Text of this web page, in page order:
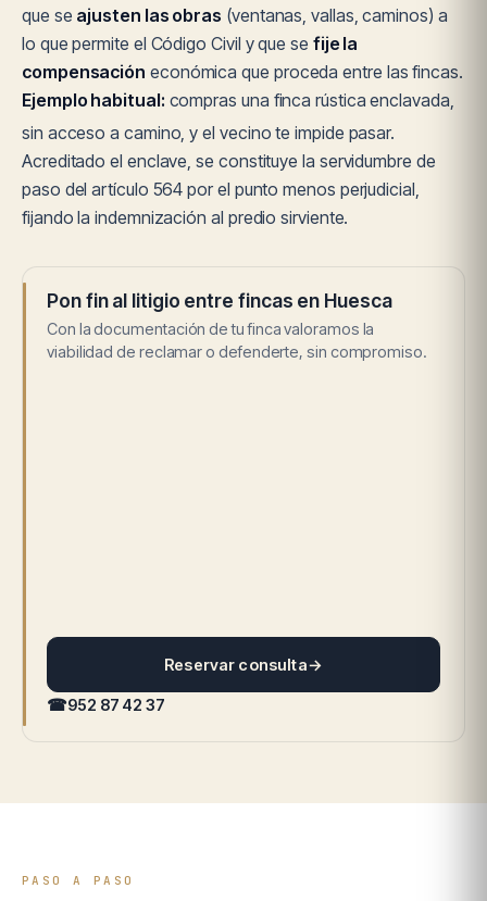
que se ajusten las obras (ventanas, vallas, caminos) a
lo que permite el Código Civil y que se fije la
compensación económica que proceda entre las fincas.
Ejemplo habitual: compras una finca rústica enclavada,
sin acceso a camino, y el vecino te impide pasar.
Acreditado el enclave, se constituye la servidumbre de
paso del artículo 564 por el punto menos perjudicial,
fijando la indemnización al predio sirviente.
Pon fin al litigio entre fincas en Huesca
Con la documentación de tu finca valoramos la
viabilidad de reclamar o defenderte, sin compromiso.
Reservar consulta→
☎952 87 42 37
PASO A PASO